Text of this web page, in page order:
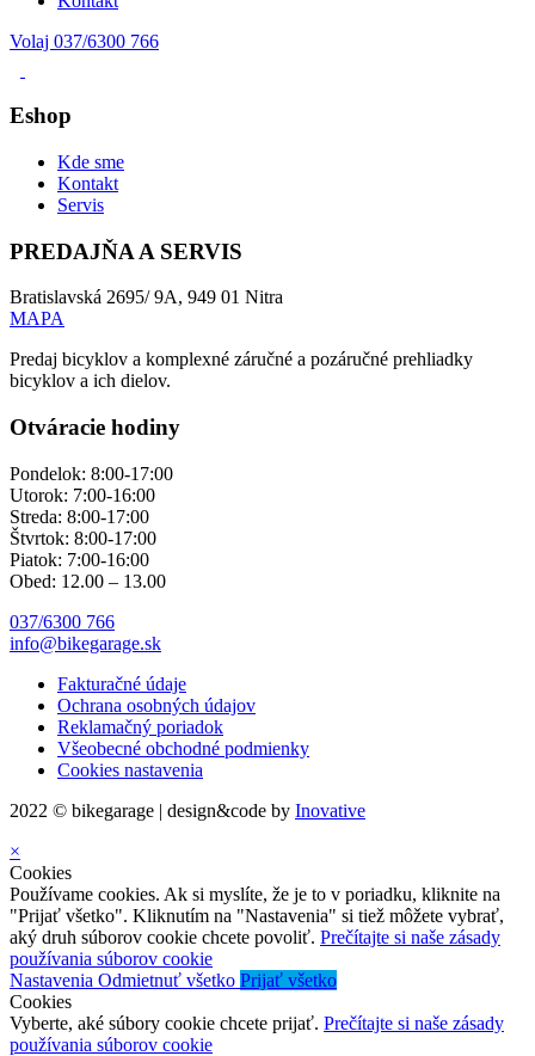
Volaj 037/6300 766
Eshop
Kde sme
Kontakt
Servis
PREDAJŇA A SERVIS
Bratislavská 2695/ 9A, 949 01 Nitra
MAPA
Predaj bicyklov a komplexné záručné a pozáručné prehliadky
bicyklov a ich dielov.
Otváracie hodiny
Pondelok: 8:00-17:00
Utorok: 7:00-16:00
Streda: 8:00-17:00
Štvrtok: 8:00-17:00
Piatok: 7:00-16:00
Obed: 12.00 – 13.00
037/6300 766
info@bikegarage.sk
Fakturačné údaje
Ochrana osobných údajov
Reklamačný poriadok
Všeobecné obchodné podmienky
Cookies nastavenia
2022 © bikegarage | design&code by Inovative
×
Cookies
Používame cookies. Ak si myslíte, že je to v poriadku, kliknite na
"Prijať všetko". Kliknutím na "Nastavenia" si tiež môžete vybrať,
aký druh súborov cookie chcete povoliť. Prečítajte si naše zásady
používania súborov cookie
Nastavenia Odmietnuť všetko Prijať všetko
Cookies
Vyberte, aké súbory cookie chcete prijať. Prečítajte si naše zásady
používania súborov cookie